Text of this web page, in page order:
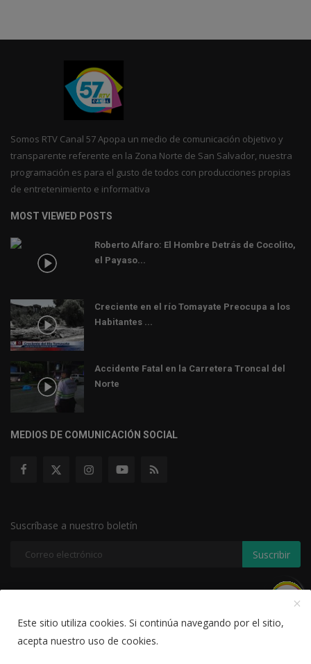
Somos RTV Canal 57 Apopa un medio de comunicación objetivo y
transparente referente en la Zona Norte de San Salvador, nuestra
programación es para el gusto de todos con producciones propias
de entretenimiento e informativa
MOST VIEWED POSTS
Roberto Alfaro: El Hombre Detrás de Cocolito,
el Payaso...
Creciente en el río Tomayate Preocupa a los
Habitantes ...
Accidente Fatal en la Carretera Troncal del
Norte
MEDIOS DE COMUNICACIÓN SOCIAL
Suscríbase a nuestro boletín
Suscribir
Copyright 2021 canal57- Todos los Derechos Reservados.
Este sitio utiliza cookies. Si continúa navegando por el sitio,
acepta nuestro uso de cookies.